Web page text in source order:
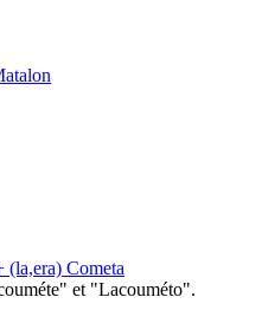
(la,era) Cometa
et "Lacouméto".